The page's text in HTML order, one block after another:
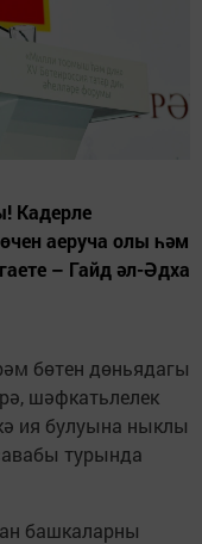
Кадерле
аеруча олы һәм
– Гайд әл-Әдха
бөтен дөньядагы
шәфкатьлелек
ия булуына ныклы
турында
башкаларны